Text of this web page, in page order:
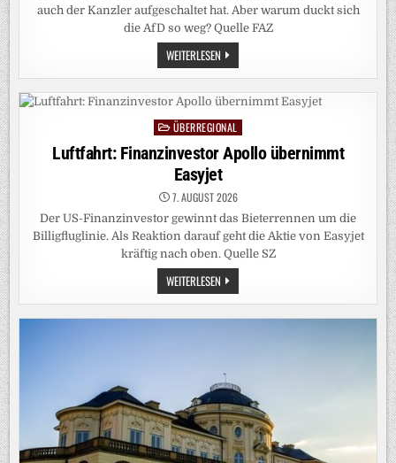
auch der Kanzler aufgeschaltet hat. Aber warum duckt sich
die AfD so weg? Quelle FAZ
WEITERLESEN SPRENGSTOFFDROHNE:
WER
FREMDEN
MÄCHTEN
DIENT
PostedÜBERREGIONAL
Luftfahrt: Finanzinvestor Apollo übernimmt
Easyjet
7. AUGUST 2026
Der US-Finanzinvestor gewinnt das Bieterrennen um die
Billigfluglinie. Als Reaktion darauf geht die Aktie von Easyjet
kräftig nach oben. Quelle SZ
WEITERLESEN LUFTFAHRT:
FINANZINVESTOR
APOLLO
ÜBERNIMMT